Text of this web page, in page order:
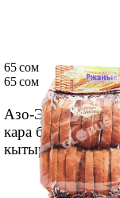
Азо-Элита
кара буудай
кытырактары
65 сом
65 сом